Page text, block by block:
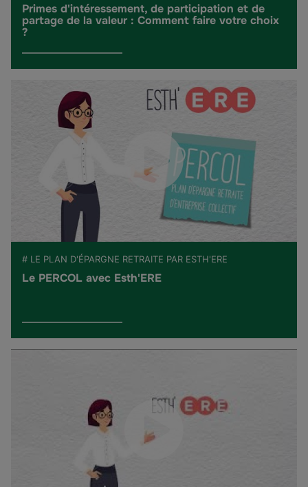
Primes d'intéressement, de participation et de
partage de la valeur : Comment faire votre choix
?
# LE PLAN D'ÉPARGNE RETRAITE PAR ESTH'ERE
Le PERCOL avec Esth'ERE